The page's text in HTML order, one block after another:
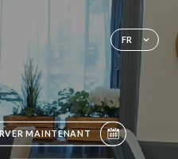
FR
MAINTENANT